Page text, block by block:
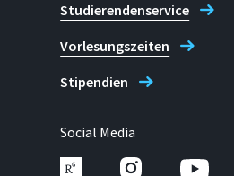
Studierendenservice
Vorlesungszeiten
Stipendien
Social Media